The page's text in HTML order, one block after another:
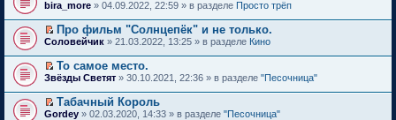
к
е
р
в
о
м
у
е
п
й
т
и
к
е
р
в
о
м
у
П
р
е
й
т
и
к
е
bira_more » 04.09.2022, 22:59 » в разделе Просто трёп
П
р
й
т
и
к
Про фильм "Солнцепёк" и не только.
Соловейчик » 21.03.2022, 13:25 » в разделе Кино
П
р
й
То самое место.
Звёзды Светят » 30.10.2021, 22:36 » в разделе "Песочница"
П
Табачный Король
Gordey » 02.03.2020, 14:33 » в разделе "Песочница"